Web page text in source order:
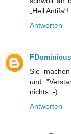
„Heil Antifa“!
Antworten
FDominicus
Sie
und
nichts ;-)
Antworten